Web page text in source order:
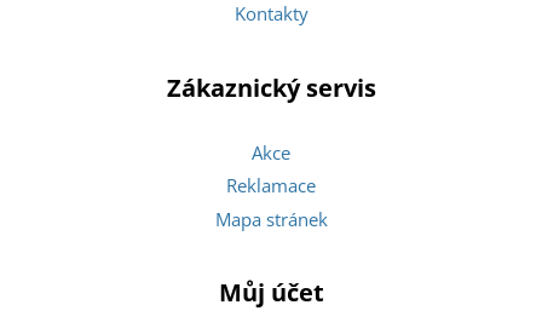
Kontakty
Zákaznický servis
Akce
Reklamace
Mapa stránek
Můj účet